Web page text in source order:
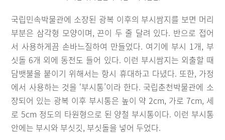
국립민속박물관에 소장된 광복 이후의 부시쌈지를 보면 머리
부분은 삼각형 모양이며, 끈이 두 줄 달려 있다. 반으로 접어
서 사용하게끔 손바느질하여 만들었다. 여기에 부시 1개, 부
싯돌 6개 외에 동전도 들어 있다. 이런 부시쌈지는 외출할 때
담뱃불을 붙이기 위해서는 항시 휴대하고 다녔다. 또한, 가정
에서 사용하는 것을 ‘부시통’이라 한다. 국립춘천박물관에 소
장되어 있는 광복 이후 부시통은 높이 약 2cm, 가로 7cm, 세
로 5cm 정도의 타원형으로 된 양철 부시통이다. 이런 부시통
안에는 부시와 부싯깃, 부싯돌을 넣어 두었다.